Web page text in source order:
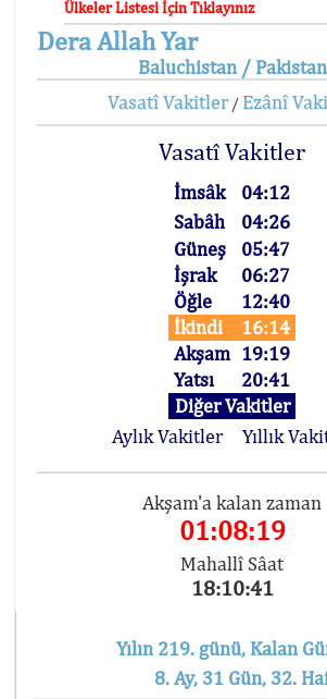
Ülkeler Listesi İçin Tıklayınız
Dera Allah Yar
Baluchistan / Pakistan
Vasatî Vakitler/ Ezânî
Vasatî Vakitler
İmsâk
04:12
Sabâh
04:26
Güneş
05:47
İşrak
06:27
Öğle
12:40
İkindi
16:14
Akşam 19:19
Yatsı
20:41
Diğer Vakitler
Aylık Vakitler
Yıllık
Akşam'a kalan zaman
01:08:18
Mahallî Sâat
18:10:42
Yılın 219. günü, Kalan
8. Ay, 31 Gün, 32.